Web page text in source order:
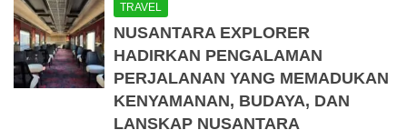
TRAVEL
NUSANTARA EXPLORER
HADIRKAN PENGALAMAN
PERJALANAN YANG MEMADUKAN
KENYAMANAN, BUDAYA, DAN
LANSKAP NUSANTARA